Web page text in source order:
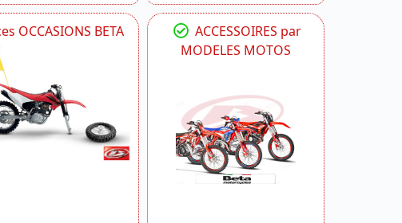
OCCASIONS BETA
ACCESSOIRES par
MODELES MOTOS